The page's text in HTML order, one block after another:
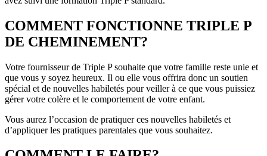
COMMENT FONCTIONNE TRIPLE P
DE CHEMINEMENT?
Votre fournisseur de Triple P souhaite que votre famille reste unie et
que vous y soyez heureux. Il ou elle vous offrira donc un soutien
spécial et de nouvelles habiletés pour veiller à ce que vous puissiez
gérer votre colère et le comportement de votre enfant.
Vous aurez l’occasion de pratiquer ces nouvelles habiletés et
d’appliquer les pratiques parentales que vous souhaitez.